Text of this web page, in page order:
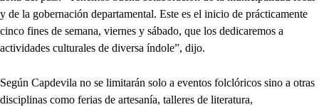
y de la gobernación departamental. Este es el inicio de prácticamente
cinco fines de semana, viernes y sábado, que los dedicaremos a
actividades culturales de diversa índole”, dijo.
Según Capdevila no se limitarán solo a eventos folclóricos sino a otras
disciplinas como ferias de artesanía, talleres de literatura,